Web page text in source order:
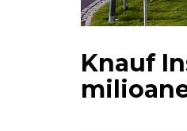
Knauf